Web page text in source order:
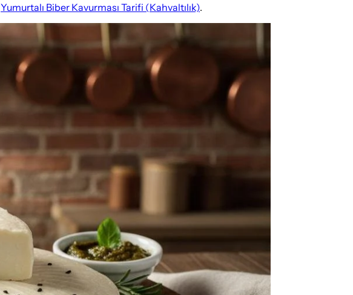
Yumurtalı Biber Kavurması Tarifi (Kahvaltılık).